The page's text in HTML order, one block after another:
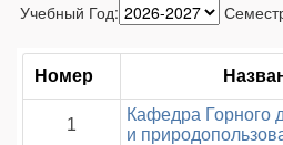
Учебный Год:
Номер
1
Кафедра Горного
и